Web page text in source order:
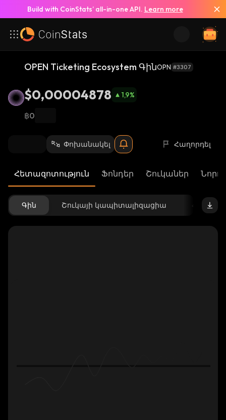
Build with CoinStats’ all-in-one API. Learn more
OPEN Ticketing Ecosystem ԳինOPN #3307
$0,00004878 1,9%
฿0
Փոխանակել Հաղորդել
Հետազոտություն Ֆոնդեր Շուկաներ
Գին Շուկայի կապիտալիզացիա